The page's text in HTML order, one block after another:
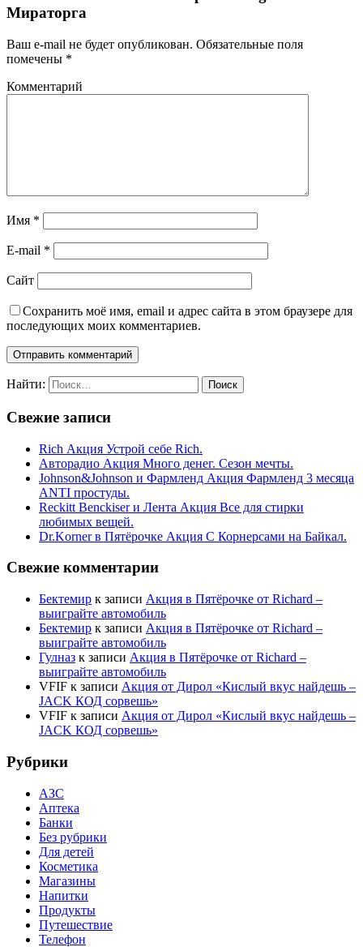
Мираторга
Ваш e-mail не будет опубликован. Обязательные поля
помечены *
Комментарий
Имя *
E-mail *
Сайт
Сохранить моё имя, email и адрес сайта в этом браузере для
последующих моих комментариев.
Найти:
Свежие записи
Rich Акция Устрой себе Rich.
Авторадио Акция Много денег. Сезон мечты.
Johnson&Johnson и Фармленд Акция Фармленд 3 месяца
ANTI простуды.
Reckitt Benckiser и Лента Акция Все для стирки
любимых вещей.
Dr.Korner в Пятёрочке Акция С Корнерсами на Байкал.
Свежие комментарии
Бектемир к записи Акция в Пятёрочке от Richard –
выиграйте автомобиль
Бектемир к записи Акция в Пятёрочке от Richard –
выиграйте автомобиль
Гулназ к записи Акция в Пятёрочке от Richard –
выиграйте автомобиль
VFIF к записи Акция от Дирол «Кислый вкус найдешь –
JACK КОД сорвешь»
VFIF к записи Акция от Дирол «Кислый вкус найдешь –
JACK КОД сорвешь»
Рубрики
АЗС
Аптека
Банки
Без рубрики
Для детей
Косметика
Магазины
Напитки
Продукты
Путешествие
Телефон